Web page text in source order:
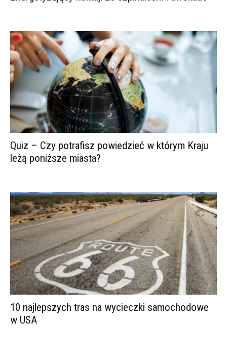
Quiz – Czy potrafisz powiedzieć w którym Kraju
leżą poniższe miasta?
10 najlepszych tras na wycieczki samochodowe
w USA